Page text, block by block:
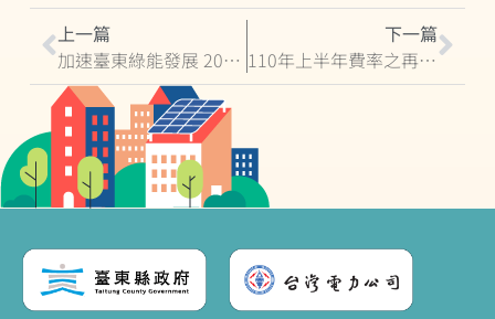
上一篇
加速臺東綠能發展 2021臺東綠能論壇開幕 饒縣長:開創臺東不一樣能源道路
下一篇
110年上半年費率之再生能源發電設備同意備案收件截止日期為6/17